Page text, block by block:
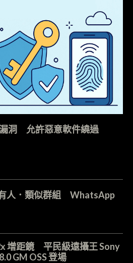
洞 允許惡意軟件繞過
人．類似群組 WhatsApp
增距鏡 平民級遠攝王 Sony
GM OSS 登場